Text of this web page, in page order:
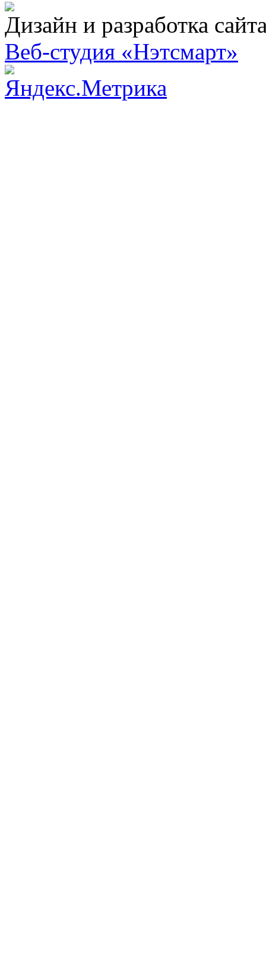
Дизайн и разработка
Веб-студия «Нэтсмарт»